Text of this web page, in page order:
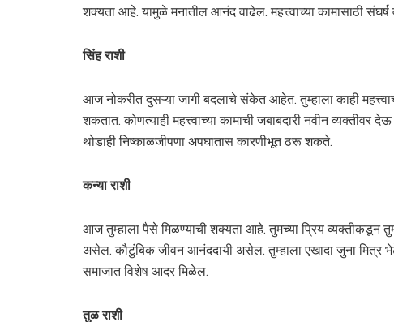
शक्यता आहे. यामुळे मनातील आनंद वाढेल. महत्त्वाच्या कामासाठी
सिंह राशी
आज नोकरीत दुसऱ्या जागी बदलाचे संकेत आहेत. तुम्हाला काही
शकतात. कोणत्याही महत्त्वाच्या कामाची जबाबदारी नवीन व्यक्तीवर
थोडाही निष्काळजीपणा अपघातास कारणीभूत ठरू शकते.
कन्या राशी
आज तुम्हाला पैसे मिळण्याची शक्यता आहे. तुमच्या प्रिय व्यक्तीकडून
असेल. कौटुंबिक जीवन आनंददायी असेल. तुम्हाला एखादा जुना मित्र
समाजात विशेष आदर मिळेल.
तुळ राशी